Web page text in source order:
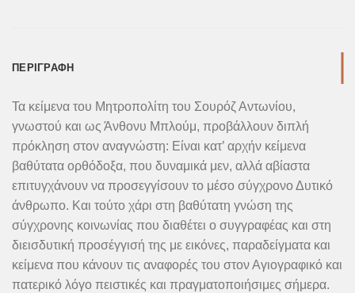
ΠΕΡΙΓΡΑΦΉ
Τα κείμενα του Μητροπολίτη του Σουρόζ Αντωνίου,
γνωστού και ως Άνθονυ Μπλούμ, προβάλλουν διπλή
πρόκληση στον αναγνώστη: Είναι κατ’ αρχήν κείμενα
βαθύτατα ορθόδοξα, που δυναμικά μεν, αλλά αβίαστα
επιτυγχάνουν να προσεγγίσουν το μέσο σύγχρονο Δυτικό
άνθρωπο. Και τούτο χάρι στη βαθύτατη γνώση της
σύγχρονης κοινωνίας που διαθέτει ο συγγραφέας και στη
διεισδυτική προσέγγισή της με εικόνες, παραδείγματα και
κείμενα που κάνουν τις αναφορές του στον Αγιογραφικό και
πατερικό λόγο πειστικές και πραγματοποιήσιμες σήμερα.